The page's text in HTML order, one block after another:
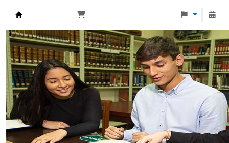
Biblioteca Universidad Monteávila